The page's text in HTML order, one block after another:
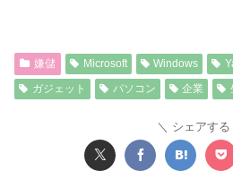
嫌儲 Microsoft Windows
ガジェット
パソコン 企業
シェアする